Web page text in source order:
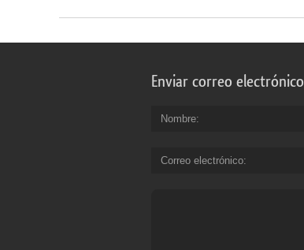
Enviar correo electrónico
Nombre
Correo electrónico